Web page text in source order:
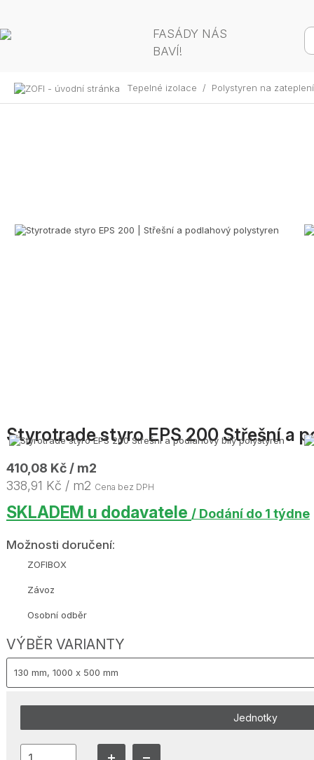
FASÁDY NÁS
BAVÍ!
Tepelné izolace / Polystyren na
Styrotrade styro EPS 200 Střešní a
410,08 Kč / m2
338,91 Kč / m2 Cena bez DPH
SKLADEM u dodavatele / Dodání do 1 týdne
Možnosti doručení:
ZOFIBOX
Závoz
Osobní odběr
VÝBĚR VARIANTY
Jednotky